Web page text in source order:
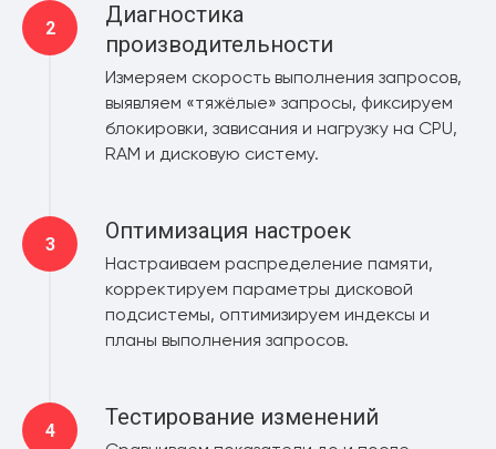
Диагностика
производительности
Измеряем скорость выполнения запросов,
выявляем «тяжёлые» запросы, фиксируем
блокировки, зависания и нагрузку на CPU,
RAM и дисковую систему.
Оптимизация настроек
Настраиваем распределение памяти,
корректируем параметры дисковой
подсистемы, оптимизируем индексы и
планы выполнения запросов.
Тестирование изменений